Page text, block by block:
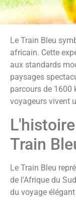
Le Train Bleu
africain. Cette
aux standards
paysages
parcours de 1600
voyageurs vivent
Train
Le Train Bleu
de l'Afrique du
du voyage